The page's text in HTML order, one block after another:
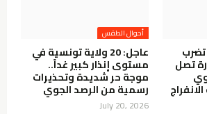
تضرب
تصل
أحوال الطقس
عاجل: 20 ولاية تونسية في
مستوى إنذار كبير غداً..
موجة حر شديدة وتحذيرات
رسمية من الرصد الجوي
July 20, 2026